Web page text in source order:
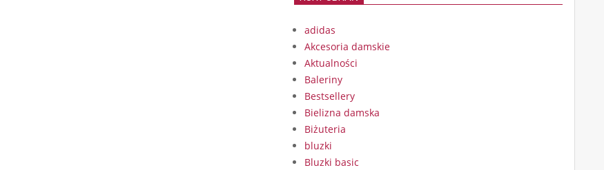
adidas
Akcesoria damskie
Aktualności
Baleriny
Bestsellery
Bielizna damska
Biżuteria
bluzki
Bluzki basic